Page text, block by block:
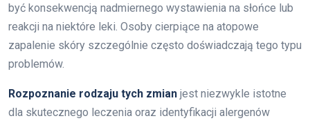
być konsekwencją nadmiernego wystawienia na słońce lub
reakcji na niektóre leki. Osoby cierpiące na atopowe
zapalenie skóry szczególnie często doświadczają tego typu
problemów.
Rozpoznanie rodzaju tych zmian jest niezwykle istotne
dla skutecznego leczenia oraz identyfikacji alergenów